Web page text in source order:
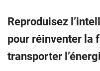
Reproduisez
pour réinventer la
transporter